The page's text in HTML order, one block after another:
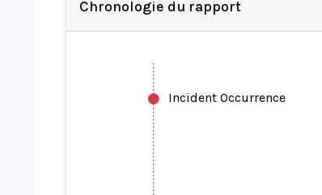
Chronologie du rapport
Incident Occurrence